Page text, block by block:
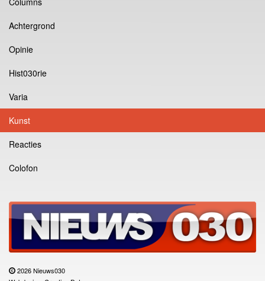
Achtergrond
Opinie
Hist030rie
Varia
Kunst
Reacties
Colofon
2026 Nieuws030